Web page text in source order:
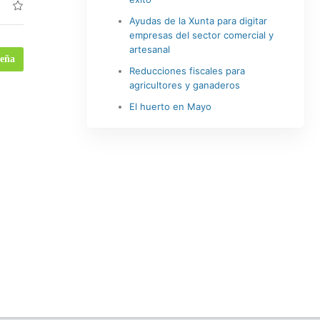
Ayudas de la Xunta para digitar
empresas del sector comercial y
artesanal
Reducciones fiscales para
agricultores y ganaderos
El huerto en Mayo